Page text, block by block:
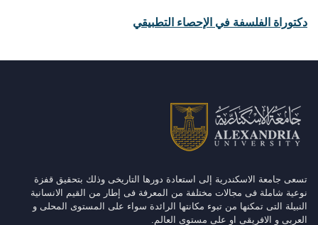
دكتوراة الفلسفة في الإحصاء التطبيقي
تسعى جامعة الاسكندرية إلى استعادة دورها التاريخى وذلك بتحقيق قفزة
نوعية شاملة فى مجالات مختلفة من المعرفة فى إطار من القيم الانسانية
النبيلة التى تمكنها من تبوء مكانتها الرائدة سواء على المستوى المحلى و
العربى و الافريقى او على مستوى العالم.